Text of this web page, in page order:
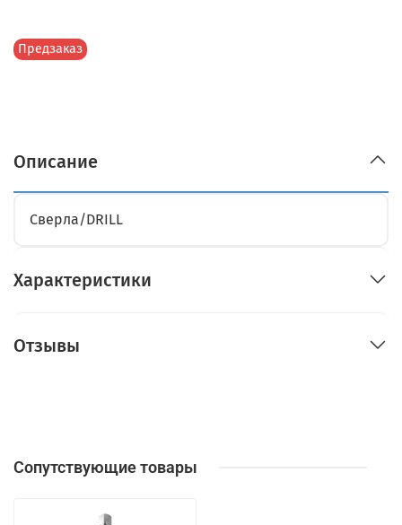
Предзаказ
Описание
Сверла/DRILL
Характеристики
Отзывы
Сопутствующие товары